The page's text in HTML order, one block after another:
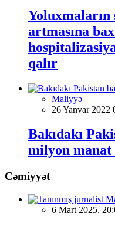
Yoluxmaların
artmasına
qalır
Maliyyə
26 Yanvar 2022
Bakıdakı
milyon manat
Cəmiyyət
6 Mart 2025,